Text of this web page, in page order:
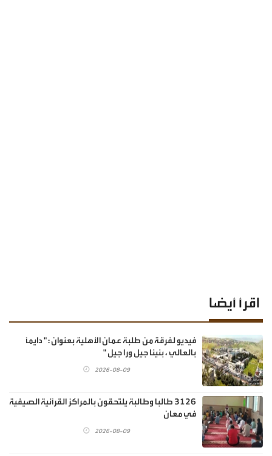
اقرأ أيضا
فيديو لفرقة من طلبة عمان الأهلية بعنوان : " دايماً
بالعالي ، بنينا جيل ورا جيل "
2026-08-09
3126 طالبا وطالبة يلتحقون بالمراكز القرآنية الصيفية
في معان
2026-08-09